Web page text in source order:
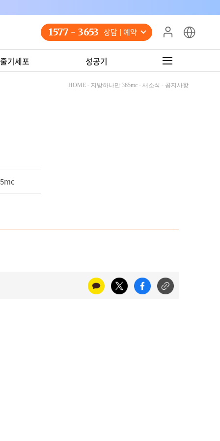
1577 - 3653 상담 예약
기세포 성공기
HOME - 지방하나만 365mc - 새소식 - 공지사항